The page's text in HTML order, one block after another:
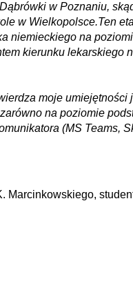
w Poznaniu,
w Wielkopolsce.Ten
niemieckiego na
kierunku lekarskiego
moje
na poziomie
(MS Teams,
Marcinkowskiego,